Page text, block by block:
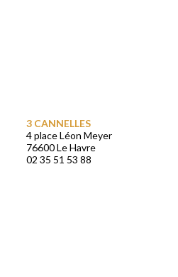
3 CANNELLES
4 place Léon Meyer
76600 Le Havre
02 35 51 53 88